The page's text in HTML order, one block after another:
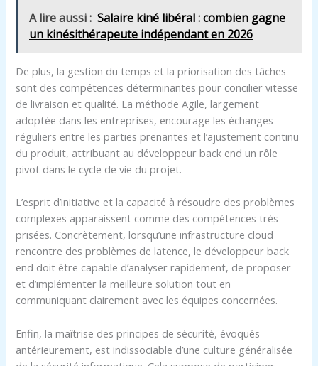
A lire aussi : Salaire kiné libéral : combien gagne
un kinésithérapeute indépendant en 2026
De plus, la gestion du temps et la priorisation des tâches
sont des compétences déterminantes pour concilier vitesse
de livraison et qualité. La méthode Agile, largement
adoptée dans les entreprises, encourage les échanges
réguliers entre les parties prenantes et l’ajustement continu
du produit, attribuant au développeur back end un rôle
pivot dans le cycle de vie du projet.
L’esprit d’initiative et la capacité à résoudre des problèmes
complexes apparaissent comme des compétences très
prisées. Concrètement, lorsqu’une infrastructure cloud
rencontre des problèmes de latence, le développeur back
end doit être capable d’analyser rapidement, de proposer
et d’implémenter la meilleure solution tout en
communiquant clairement avec les équipes concernées.
Enfin, la maîtrise des principes de sécurité, évoqués
antérieurement, est indissociable d’une culture généralisée